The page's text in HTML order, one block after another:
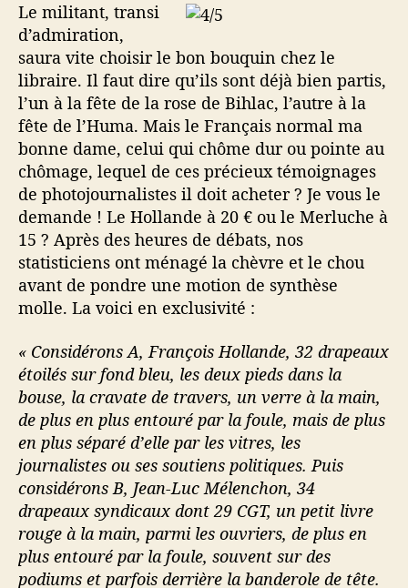
Le militant, transi
d’admiration,
saura vite choisir le bon bouquin chez le
libraire. Il faut dire qu’ils sont déjà bien partis,
l’un à la fête de la rose de Bihlac, l’autre à la
fête de l’Huma. Mais le Français normal ma
bonne dame, celui qui chôme dur ou pointe au
chômage, lequel de ces précieux témoignages
de photojournalistes il doit acheter ? Je vous le
demande ! Le Hollande à 20 € ou le Merluche à
15 ? Après des heures de débats, nos
statisticiens ont ménagé la chèvre et le chou
avant de pondre une motion de synthèse
molle. La voici en exclusivité :
« Considérons A, François Hollande, 32 drapeaux
étoilés sur fond bleu, les deux pieds dans la
bouse, la cravate de travers, un verre à la main,
de plus en plus entouré par la foule, mais de plus
en plus séparé d’elle par les vitres, les
journalistes ou ses soutiens politiques. Puis
considérons B, Jean-Luc Mélenchon, 34
drapeaux syndicaux dont 29 CGT, un petit livre
rouge à la main, parmi les ouvriers, de plus en
plus entouré par la foule, souvent sur des
podiums et parfois derrière la banderole de tête.